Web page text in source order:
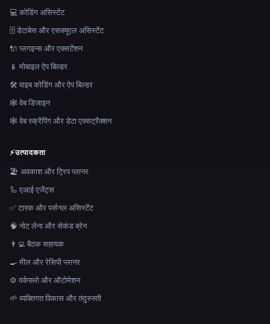
💻 कोडिंग असिस्टेंट
🗄️ डेटाबेस और एसक्यूएल असिस्टेंट
🔌 प्लगइन्स और एक्सटेंशन
📱 मोबाइल ऐप बिल्डर
🛠️ वाइब कोडिंग और ऐप बिल्डर
🕸 वेब डिजाइन
🕸️ वेब स्क्रैपिंग और डेटा एक्सट्रैक्शन
⚡उत्पादकता
🏖 अवकाश और ट्रिप प्लानर
🦾 एआई एजेंट्स
✅ टास्क और पर्सनल असिस्टेंट
🧠 नोट लेना और सेकंड ब्रेन
👨‍💻 बैठक सहायक
🍳 मील और रेसिपी प्लानर
⚙️ वर्कफ़्लो और ऑटोमेशन
🌱 व्यक्तिगत विकास और तंदुरुस्ती